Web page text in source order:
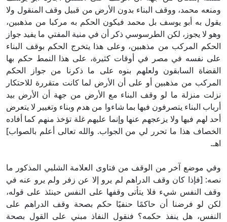
ومنعه محمد، ووقف البناء بدون الأرض من قبيل وقف المنقول ولا
يقول به أبو يوسف بل محمد فيكون الحكم به مركبا من مذهبين،
وهو لا يجوز، لكن الطرسوسي ذكر أن في منية المفتي ما يفيد جواز
الحكم المركب من مذهبين، وعلى هذا يتخرج الحكم بوقف البناء
على نفسه في مصر في أوقات كثيرة، على هذا النمط حكم بها
القضاة السابقون ولعلهم بنوه على ما ذكرنا من جواز الحكم
المركب من مذهبين أو على أن الأرض لما كانت متقررة للاحتكار
نزلت منزلة ما لو وقف البناء مع الأرض من جهة أن الأرض بيد
أرباب البناء يتصرفون فيها بما شاءوا من هدم وبناء وتغيير لا يتعرض
أحد لهم فيها ولا يزعجهم عنها وإنما عليهم غلة تؤخذ منهم كما أفاده
الخصاف هذا ما تحرر لي من الجواب. والله تعالى أعلم بالصواب]
اهـ.
وفي موضع آخر من الوقف من فتاوى العلامة الشلبي المذكور ما
نصه: [فإذا كان وقف الدراهم لم يرو إلا عن زفر ولم يرو عنه في
وقف النفس شيء فلا يتأتى وقفها على النفس حينئذ على قوله،
لكن لو فرضنا أن حاكمًا حنفيًا حكم بصحة وقف الدراهم على
النفس، هل ينفذ حكمه؟ فنقول النفاذ مبني على القول بصحة